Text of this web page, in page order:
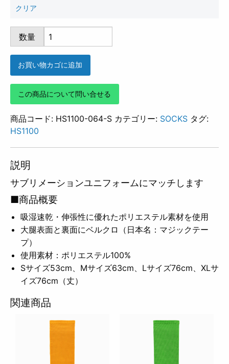
クリア
HS1100-
064
個
数量
お買い物カゴに追加
この商品について問い合せる
商品コード: HS1100-064-S カテゴリー: SOCKS タグ:
HS1100
説明
サブリメーションユニフォームにマッチします
■商品概要
吸湿速乾・伸張性に優れたポリエステル素材を使用
大腿表面と裏面にベルクロ（日本名：マジックテー
プ）
使用素材：ポリエステル100%
Sサイズ53cm、Mサイズ63cm、Lサイズ76cm、XLサ
イズ76cm（丈）
関連商品